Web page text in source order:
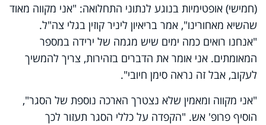
(חמישי) אופטימיות בנוגע לנתוני התחלואה: "אני מקווה מאוד
שהשיא מאחורינו", אמר בריאיון ליניר קוזין בגלי צה"ל.
"אנחנו רואים כמה ימים שיש מגמה של ירידה במספר
המאומתים. אני אומר את הדברים בזהירות, צריך להמשיך
לעקוב, אבל זה נראה סימן חיובי".
"אני מקווה ומאמין שלא נצטרך הארכה נוספת של הסגר",
הוסיף פרופ' אש. "הקפדה על כללי הסגר תעזור לכך